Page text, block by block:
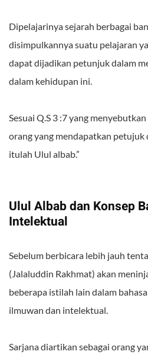
Dipelajarinya sejarah berbagai
disimpulkannya suatu pelajaran
dapat dijadikan petunjuk dalam
dalam kehidupan ini.
Sesuai Q.S 3 :7 yang
orang yang mendapatkan petujuk
itulah Ulul albab.”
Ulul Albab dan Konsep
Intelektual
Sebelum berbicara lebih jauh
(Jalaluddin Rakhmat) akan
beberapa istilah lain dalam
ilmuwan dan intelektual.
Sarjana diartikan sebagai orang